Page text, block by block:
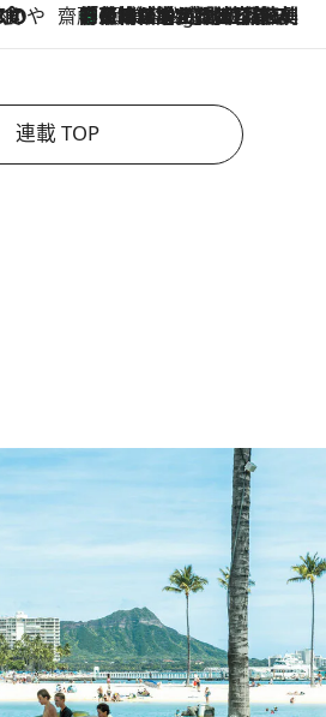
齋藤 薫 美容脳ルネサンス
1 Hour Ago
「荷物が増えるほど旅ストレスは増す」美容ジャーナリストがたどり着いた最終結論。“化粧品を劇的に減らす”感動の凝縮美容とは
連載 TOP